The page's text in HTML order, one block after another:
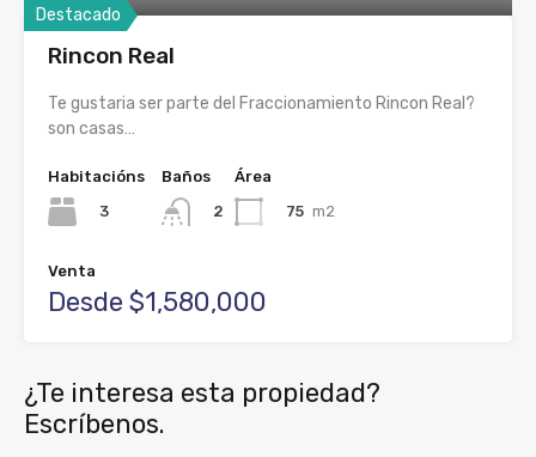
Destacado
Rincon Real
Te gustaria ser parte del Fraccionamiento Rincon Real?
son casas…
Habitacións
3
Baños
2
Área
75 m2
Venta
Desde $1,580,000
¿Te interesa esta propiedad?
Escríbenos.